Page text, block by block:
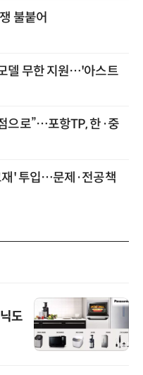
불붙어
델 무한 지원…'아스트
으로”…포항TP, 한·중
재' 투입…문제·전공책
도